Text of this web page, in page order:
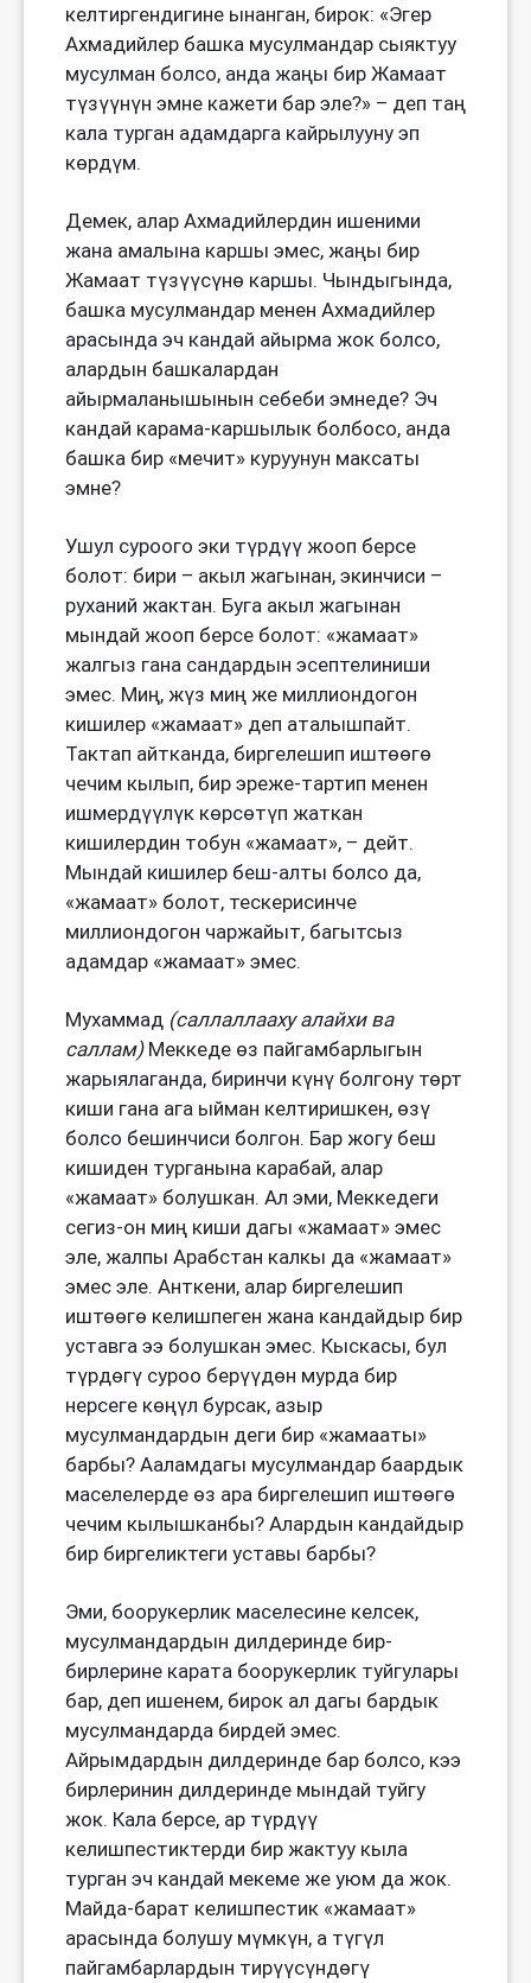
келтиргендигине ынанган, бирок: «Эгер
Ахмадийлер башка мусулмандар сыяктуу
мусулман болсо, анда жаңы бир Жамаат
түзүүнүн эмне кажети бар эле?» – деп таң
кала турган адамдарга кайрылууну эп
көрдүм.
Демек, алар Ахмадийлердин ишеними
жана амалына каршы эмес, жаңы бир
Жамаат түзүүсүнө каршы. Чындыгында,
башка мусулмандар менен Ахмадийлер
арасында эч кандай айырма жок болсо,
алардын башкалардан
айырмаланышынын себеби эмнеде? Эч
кандай карама-каршылык болбосо, анда
башка бир «мечит» куруунун максаты
эмне?
Ушул суроого эки түрдүү жооп берсе
болот: бири – акыл жагынан, экинчиси –
руханий жактан. Буга акыл жагынан
мындай жооп берсе болот: «жамаат»
жалгыз гана сандардын эсептелиниши
эмес. Миң, жүз миң же миллиондогон
кишилер «жамаат» деп аталышпайт.
Тактап айтканда, биргелешип иштөөгө
чечим кылып, бир эреже-тартип менен
ишмердүүлүк көрсөтүп жаткан
кишилердин тобун «жамаат», – дейт.
Мындай кишилер беш-алты болсо да,
«жамаат» болот, тескерисинче
миллиондогон чаржайыт, багытсыз
адамдар «жамаат» эмес.
Мухаммад (саллаллааху алайхи ва
саллам)Меккеде өз пайгамбарлыгын
жарыялаганда, биринчи күнү болгону төрт
киши гана ага ыйман келтиришкен, өзү
болсо бешинчиси болгон. Бар жогу беш
кишиден турганына карабай, алар
«жамаат» болушкан. Ал эми, Меккедеги
сегиз-он миң киши дагы «жамаат» эмес
эле, жалпы Арабстан калкы да «жамаат»
эмес эле. Анткени, алар биргелешип
иштөөгө келишпеген жана кандайдыр бир
уставга ээ болушкан эмес. Кыскасы, бул
түрдөгү суроо берүүдөн мурда бир
нерсеге көңүл бурсак, азыр
мусулмандардын деги бир «жамааты»
барбы? Ааламдагы мусулмандар баардык
маселелерде өз ара биргелешип иштөөгө
чечим кылышканбы? Алардын кандайдыр
бир биргеликтеги уставы барбы?
Эми, боорукерлик маселесине келсек,
мусулмандардын дилдеринде бир-
бирлерине карата боорукерлик туйгулары
бар, деп ишенем, бирок ал дагы бардык
мусулмандарда бирдей эмес.
Айрымдардын дилдеринде бар болсо, кээ
бирлеринин дилдеринде мындай туйгу
жок. Кала берсе, ар түрдүү
келишпестиктерди бир жактуу кыла
турган эч кандай мекеме же уюм да жок.
Майда-барат келишпестик «жамаат»
арасында болушу мүмкүн, а түгүл
пайгамбарлардын тирүүсүндөгү